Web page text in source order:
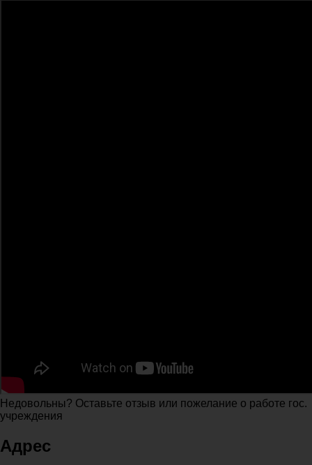
Недовольны? Оставьте отзыв или пожелание о работе гос.
учреждения
Адрес